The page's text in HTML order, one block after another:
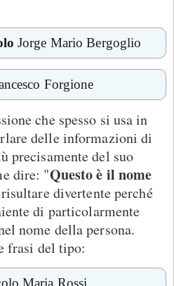
Jorge Mario Bergoglio
Forgione
che spesso si usa in
delle informazioni di
precisamente del suo
dire: "Questo è il nome
divertente perché
di particolarmente
nome della persona.
frasi del tipo:
Maria Rossi